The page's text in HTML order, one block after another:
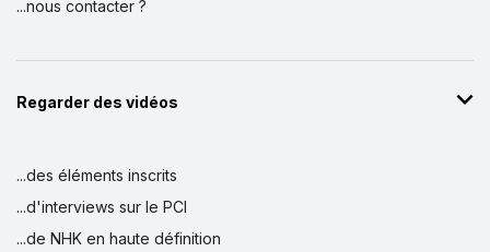
...nous contacter ?
Regarder des vidéos
...des éléments inscrits
...d'interviews sur le PCI
...de NHK en haute définition